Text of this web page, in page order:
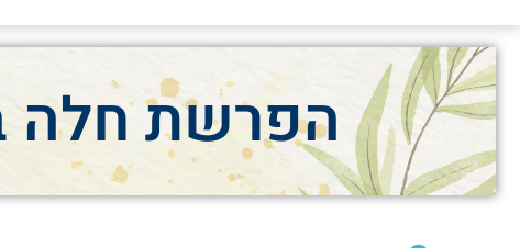
הפרשת חלה